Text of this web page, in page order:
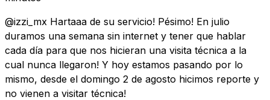
@izzi_mx Hartaaa de su servicio! Pésimo! En julio
duramos una semana sin internet y tener que hablar
cada día para que nos hicieran una visita técnica a la
cual nunca llegaron! Y hoy estamos pasando por lo
mismo, desde el domingo 2 de agosto hicimos reporte y
no vienen a visitar técnica!